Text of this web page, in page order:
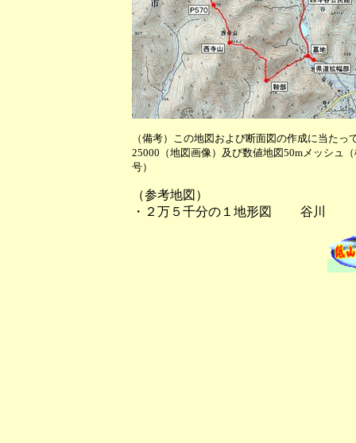
（備考）この地図および断面図の作成に当た
25000（地図画像）及び数値地図50mメッシュ
号）
（参考地図）
・２万５千分の１地形図 谷川